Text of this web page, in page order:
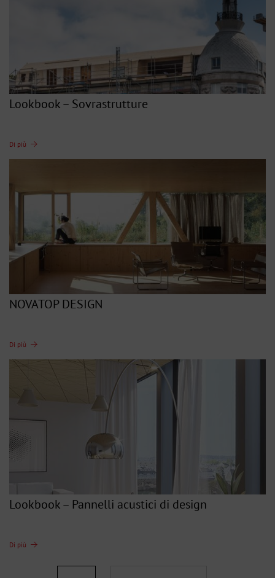
Lookbook – Sovrastrutture
Di più
NOVATOP DESIGN
Di più
Lookbook – Pannelli acustici di design
Di più